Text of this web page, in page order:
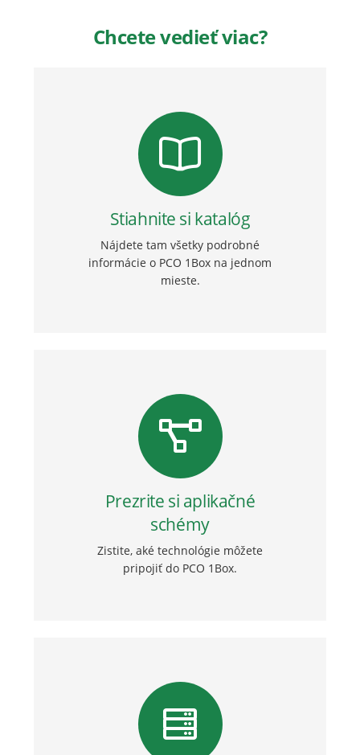
Chcete vedieť viac?
Stiahnite si katalóg
Nájdete tam všetky podrobné
informácie o PCO 1Box na jednom
mieste.
Prezrite si aplikačné
schémy
Zistite, aké technológie môžete
pripojiť do PCO 1Box.